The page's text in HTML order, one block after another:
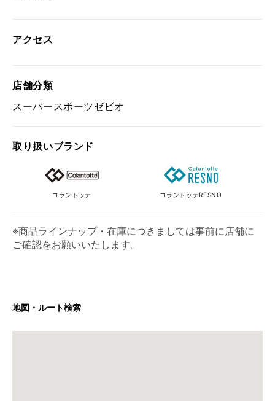
アクセス
店舗分類
スーパースポーツゼビオ
取り扱いブランド
コラントッテ コラントッテRESNO
※商品ラインナップ・在庫につきましては事前に店舗に
ご確認をお願いいたします。
地図・ルート検索